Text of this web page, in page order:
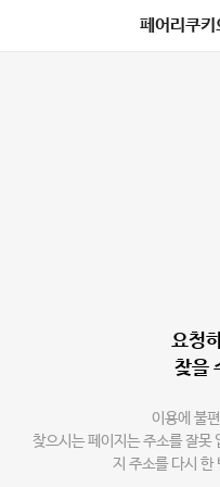
페어리쿠
요청
찾을
이용에 불
찾으시는 페이지는 주소를 잘못
지 주소를 다시 한